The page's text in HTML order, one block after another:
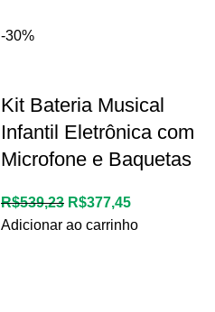
-30%
Kit Bateria Musical
Infantil Eletrônica com
Microfone e Baquetas
R$539,23 R$377,45
Adicionar ao carrinho